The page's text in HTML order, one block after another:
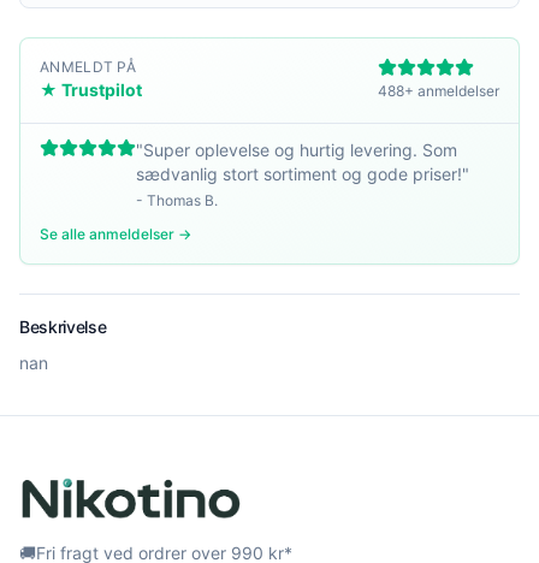
ANMELDT PÅ
★ Trustpilot 488+ anmeldelser
"Super oplevelse og hurtig levering. Som
sædvanlig stort sortiment og gode priser!"
- Thomas B.
Se alle anmeldelser →
Beskrivelse
nan
🚚Fri fragt ved ordrer over 990 kr*